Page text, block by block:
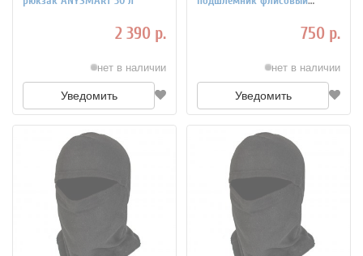
2 390 р.
нет в наличии
Уведомить
750 р.
нет в наличии
Уведомить